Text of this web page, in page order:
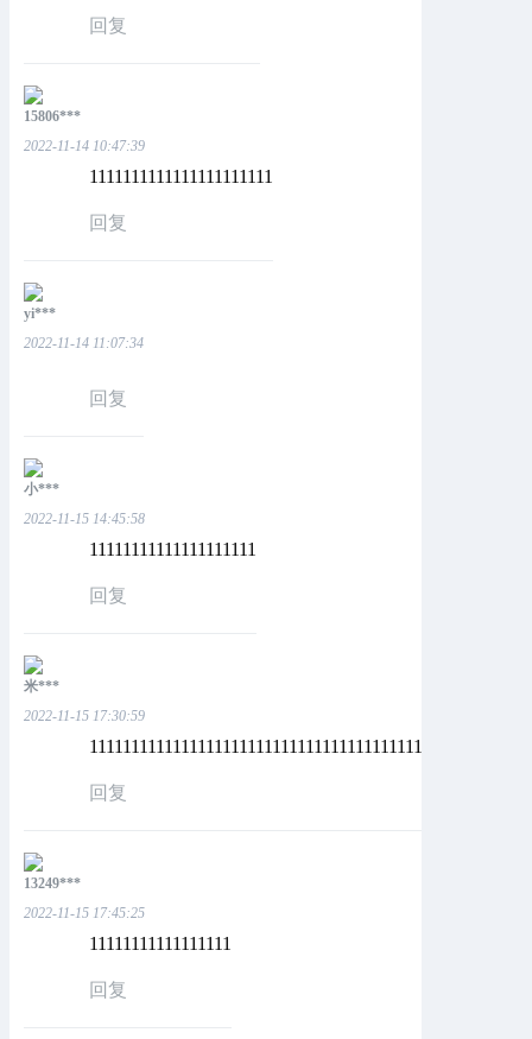
回复
15806***
2022-11-14 10:47:39
1111111111111111111111
回复
yi***
2022-11-14 11:07:34
回复
小***
2022-11-15 14:45:58
11111111111111111111
回复
米***
2022-11-15 17:30:59
1111111111111111111111111111111111111111111
回复
13249***
2022-11-15 17:45:25
11111111111111111
回复